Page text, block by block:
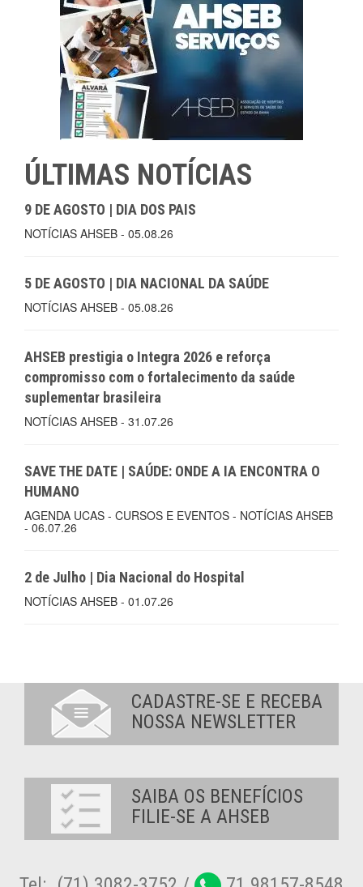
ÚLTIMAS NOTÍCIAS
9 DE AGOSTO | DIA DOS PAIS
NOTÍCIAS AHSEB - 05.08.26
5 DE AGOSTO | DIA NACIONAL DA SAÚDE
NOTÍCIAS AHSEB - 05.08.26
AHSEB prestigia o Integra 2026 e reforça
compromisso com o fortalecimento da saúde
suplementar brasileira
NOTÍCIAS AHSEB - 31.07.26
SAVE THE DATE | SAÚDE: ONDE A IA ENCONTRA O
HUMANO
AGENDA UCAS - CURSOS E EVENTOS - NOTÍCIAS AHSEB
- 06.07.26
2 de Julho | Dia Nacional do Hospital
NOTÍCIAS AHSEB - 01.07.26
CADASTRE-SE E RECEBA
NOSSA NEWSLETTER
SAIBA OS BENEFÍCIOS
FILIE-SE A AHSEB